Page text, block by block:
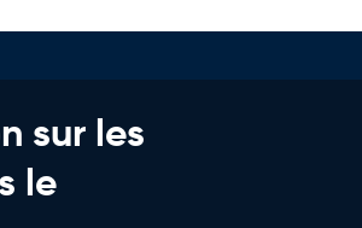
sur les
le